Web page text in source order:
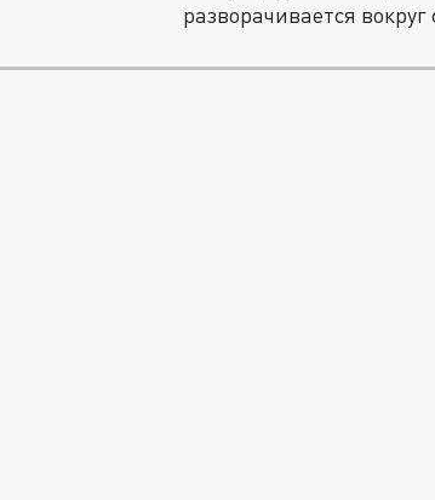
разворачивается вокруг